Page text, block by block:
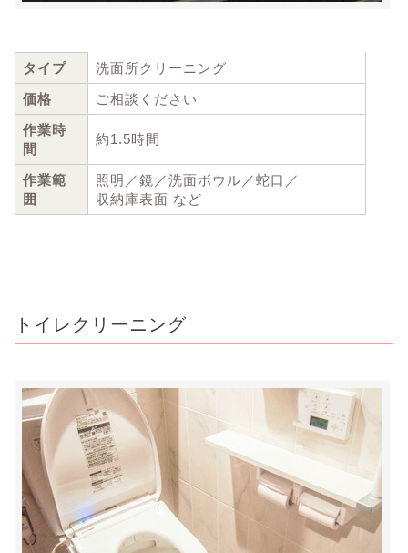
タイプ
洗面所クリーニング
価格
ご相談ください
作業時
間
約1.5時間
作業範
囲
照明／鏡／洗面ボウル／蛇口／
収納庫表面 など
トイレクリーニング